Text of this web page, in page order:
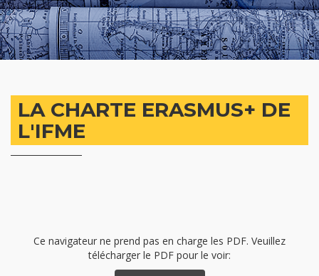
LA CHARTE ERASMUS+ DE
L'IFME
Ce navigateur ne prend pas en charge les PDF. Veuillez
télécharger le PDF pour le voir: